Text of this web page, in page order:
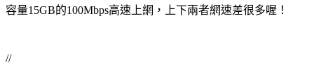
容量15GB的100Mbps高速上網，上下兩者網速差很多喔！
//